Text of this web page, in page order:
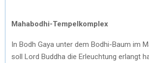
Mahabodhi-Tempelkomplex
In Bodh Gaya unter dem Bodhi-Baum im
soll Lord Buddha die Erleuchtung erlangt